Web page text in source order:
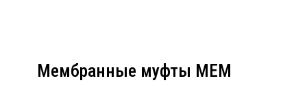
Мембранные муфты MEM